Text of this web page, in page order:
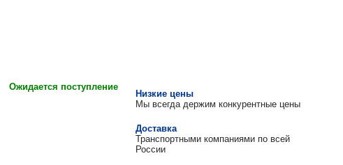
Ожидается поступление
Низкие цены
Мы всегда держим конкурентные цены
Доставка
Транспортными компаниями по всей
России